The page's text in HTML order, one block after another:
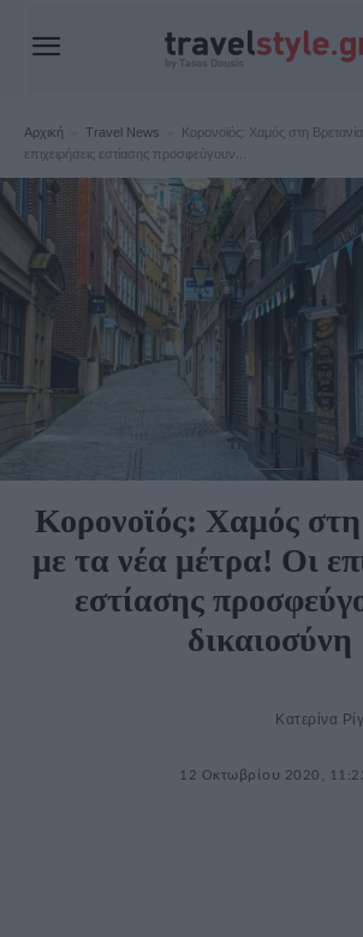
Αρχική Travel News
Κορονοϊός: Χαμός στη
επιχειρήσεις εστίασης προσφεύγουν...
Travel News
Κορονοϊός: Χαμός
με τα νέα μέτρα! Οι
εστίασης
δικαιοσύνη
Κατερίνα
12 Οκτωβρίου 2020,